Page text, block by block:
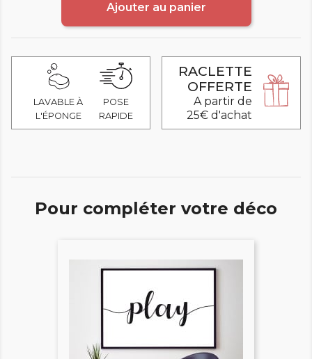
Ajouter au panier
LAVABLE À
L'ÉPONGE
POSE
RAPIDE
RACLETTE
OFFERTE
A partir de
25€ d'achat
Pour compléter votre déco